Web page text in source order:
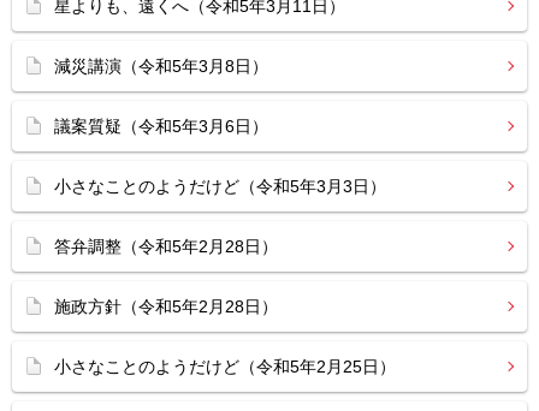
星よりも、遠くへ（令和5年3月11日）
減災講演（令和5年3月8日）
議案質疑（令和5年3月6日）
小さなことのようだけど（令和5年3月3日）
答弁調整（令和5年2月28日）
施政方針（令和5年2月28日）
小さなことのようだけど（令和5年2月25日）